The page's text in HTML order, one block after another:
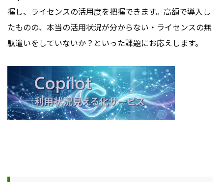
握し、ライセンスの活用度を把握できます。高額で導入し
たものの、本当の活用状況が分からない・ライセンスの無
駄遣いをしていないか？といった課題にお応えします。